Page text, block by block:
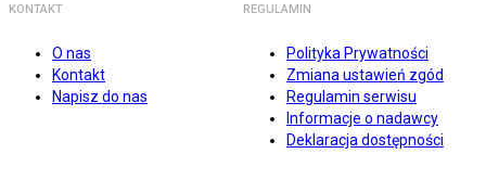
KONTAKT
O nas
Kontakt
Napisz do nas
REGULAMIN
Polityka Prywatności
Zmiana ustawień zgód
Regulamin serwisu
Informacje o nadawcy
Deklaracja dostępności